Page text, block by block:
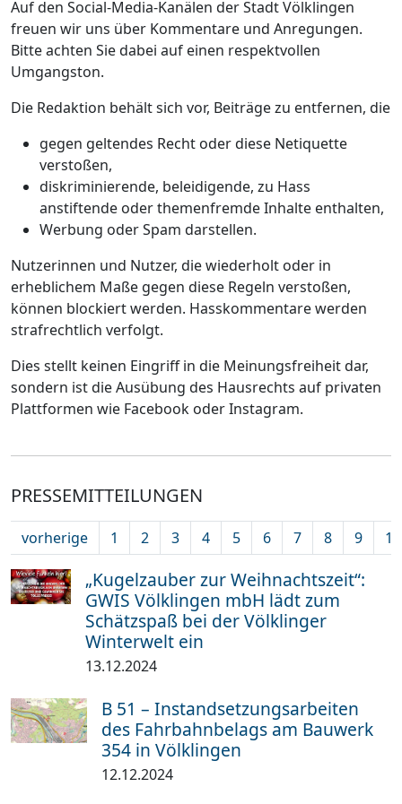
Auf den Social-Media-Kanälen der Stadt Völklingen
freuen wir uns über Kommentare und Anregungen.
Bitte achten Sie dabei auf einen respektvollen
Umgangston.
Die Redaktion behält sich vor, Beiträge zu entfernen, die
gegen geltendes Recht oder diese Netiquette
verstoßen,
diskriminierende, beleidigende, zu Hass
anstiftende oder themenfremde Inhalte enthalten,
Werbung oder Spam darstellen.
Nutzerinnen und Nutzer, die wiederholt oder in
erheblichem Maße gegen diese Regeln verstoßen,
können blockiert werden. Hasskommentare werden
strafrechtlich verfolgt.
Dies stellt keinen Eingriff in die Meinungsfreiheit dar,
sondern ist die Ausübung des Hausrechts auf privaten
Plattformen wie Facebook oder Instagram.
PRESSEMITTEILUNGEN
vorherige 1 2 3 4 5 6 7 8 9 10
„Kugelzauber zur Weihnachtszeit“:
GWIS Völklingen mbH lädt zum
Schätzspaß bei der Völklinger
Winterwelt ein
13.12.2024
B 51 – Instandsetzungsarbeiten
des Fahrbahnbelags am Bauwerk
354 in Völklingen
12.12.2024